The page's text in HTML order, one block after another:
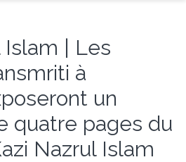
Islam | Les
à
un
quatre pages du
Nazrul Islam